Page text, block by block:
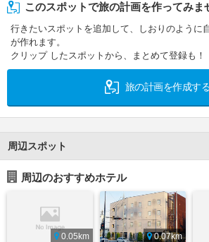
このスポットで旅の計画を作ってみま
行きたいスポットを追加して、しおりのように
が作れます。
クリップ したスポットから、まとめて登録も！
旅の計画を作成す
周辺スポット
周辺のおすすめホテル
0.05km
0.07km